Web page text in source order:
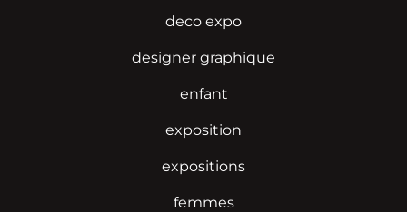
deco expo
designer graphique
enfant
exposition
expositions
femmes